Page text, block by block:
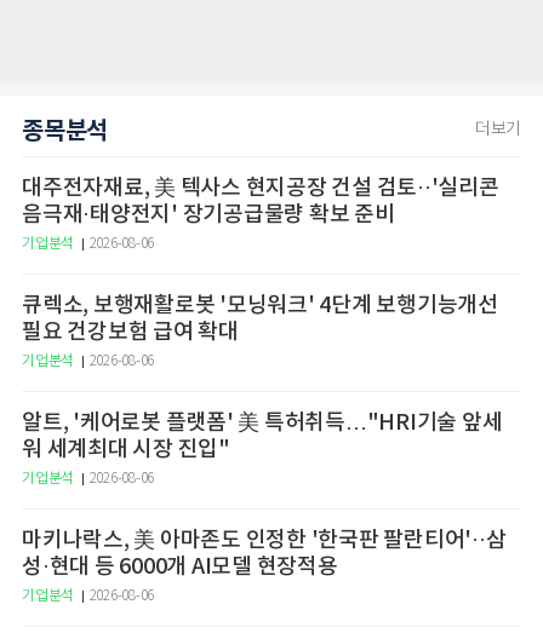
종목분석 더보기
대주전자재료, 美 텍사스 현지공장 건설 검토··'실리콘
음극재·태양전지' 장기공급물량 확보 준비
기업분석 2026-08-06
큐렉소, 보행재활로봇 '모닝워크' 4단계 보행기능개선
필요 건강보험 급여 확대
기업분석 2026-08-06
알트, '케어로봇 플랫폼' 美 특허취득…"HRI기술 앞세
워 세계최대 시장 진입"
기업분석 2026-08-06
마키나락스, 美 아마존도 인정한 '한국판 팔란티어'··삼
성·현대 등 6000개 AI모델 현장적용
기업분석 2026-08-06